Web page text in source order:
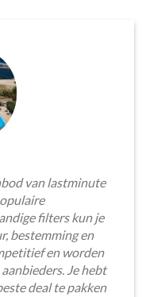
van lastminute
filters kun je
bestemming en
en worden
Je hebt
deal te pakken